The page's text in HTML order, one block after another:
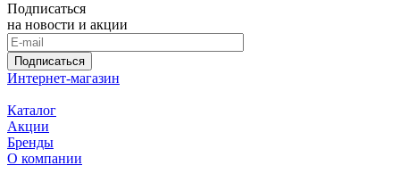
Подписаться
на новости и акции
Подписаться
Интернет-магазин
Каталог
Акции
Бренды
О компании